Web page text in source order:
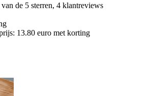
de 5 sterren, 4 klantreviews
13.80 euro met korting